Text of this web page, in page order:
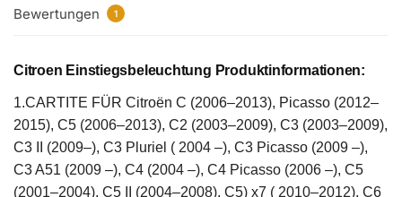
Bewertungen 1
Citroen Einstiegsbeleuchtung Produktinformationen:
1.CARTITE FÜR Citroën C (2006–2013), Picasso (2012–
2015), C5 (2006–2013), C2 (2003–2009), C3 (2003–2009),
C3 II (2009–), C3 Pluriel ( 2004 –), C3 Picasso (2009 –),
C3 A51 (2009 –), C4 (2004 –), C4 Picasso (2006 –), C5
(2001–2004), C5 II (2004–2008), C5) x7 ( 2010–2012), C6